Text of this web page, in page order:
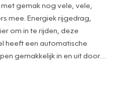
gemak nog vele, vele,
mee. Energiek rijgedrag,
om in te rijden, deze
heeft een automatische
gemakkelijk in en uit door
U wordt in deze auto
mistlampen en verstelbare